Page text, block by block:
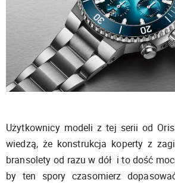
Użytkownicy modeli z tej serii od
wiedzą, że konstrukcja koperty z
bransolety od razu w dół i to dość
by ten spory czasomierz